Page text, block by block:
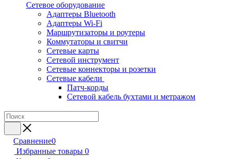
Сетевое оборудование
Адаптеры Bluetooth
Адаптеры Wi-Fi
Маршрутизаторы и роутеры
Коммутаторы и свитчи
Сетевые карты
Сетевой инструмент
Сетевые коннекторы и розетки
Сетевые кабели
Патч-корды
Сетевой кабель бухтами и метражом
Сравнение0
Избранные товары 0